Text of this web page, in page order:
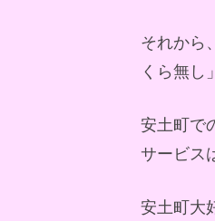
それから
くら無し
安土町で
サービス
安土町大